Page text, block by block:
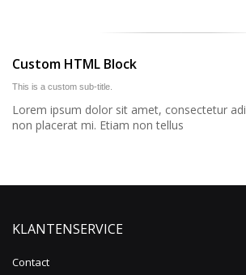
Custom HTML Block
This is a custom sub-title.
Lorem ipsum dolor sit amet, consectetur
non placerat mi. Etiam non tellus
KLANTENSERVICE
Contact